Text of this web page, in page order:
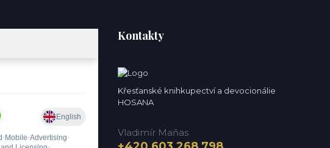
Kontakty
Křesťanské knihkupectví a devocionálie
HOSANA
Vladimír Maňas